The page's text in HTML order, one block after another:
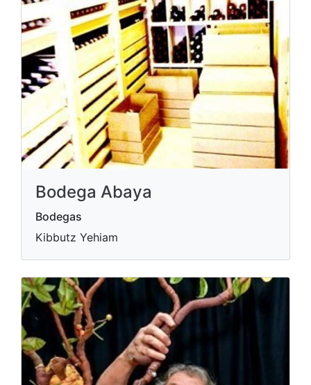
Bodega Abaya
Bodegas
Kibbutz Yehiam